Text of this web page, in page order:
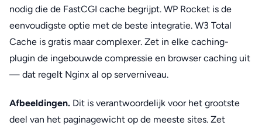
nodig die de FastCGI cache begrijpt. WP Rocket is de
eenvoudigste optie met de beste integratie. W3 Total
Cache is gratis maar complexer. Zet in elke caching-
plugin de ingebouwde compressie en browser caching uit
— dat regelt Nginx al op serverniveau.
Afbeeldingen. Dit is verantwoordelijk voor het grootste
deel van het paginagewicht op de meeste sites. Zet